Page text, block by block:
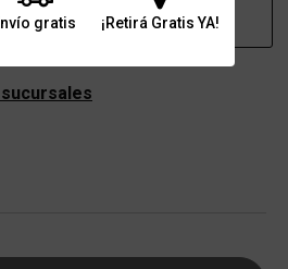
gratis ¡Retirá Gratis YA!
Seleccioná talle